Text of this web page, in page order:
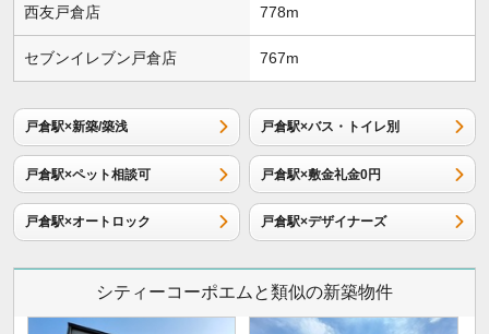
西友戸倉店 778m
セブンイレブン戸倉店 767m
戸倉駅×新築/築浅 戸倉駅×バス・トイレ別
戸倉駅×ペット相談可 戸倉駅×敷金礼金0円
戸倉駅×オートロック 戸倉駅×デザイナーズ
シティーコーポエムと類似の新築物件